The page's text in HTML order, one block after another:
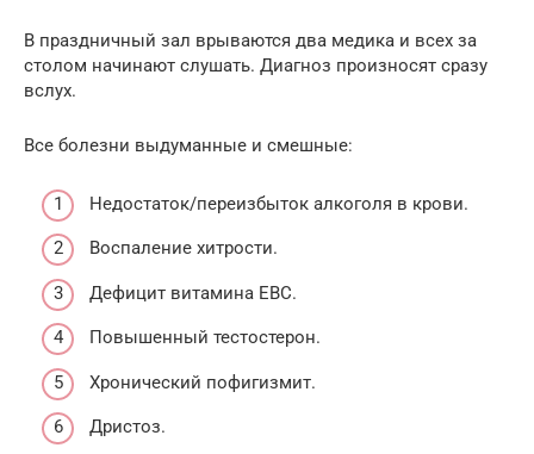
В праздничный зал врываются два медика и всех за
столом начинают слушать. Диагноз произносят сразу
вслух.
Все болезни выдуманные и смешные:
Недостаток/переизбыток алкоголя в крови.
Воспаление хитрости.
Дефицит витамина EBC.
Повышенный тестостерон.
Хронический пофигизмит.
Дристоз.